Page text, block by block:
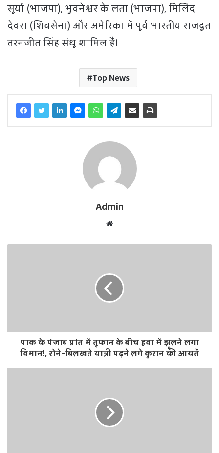
सूर्या (भाजपा), भुवनेश्वर के लता (भाजपा), मिलिंद
देवरा (शिवसेना) और अमेरिका में पूर्व भारतीय राजदूत
तरनजीत सिंह संधू शामिल हैं।
Top News
Admin
b
पाक के पंजाब प्रांत में तूफान के बीच हवा में झूलने लगा
विमान!, रोने-बिलखते यात्री पढ़ने लगे कुरान की आयतें